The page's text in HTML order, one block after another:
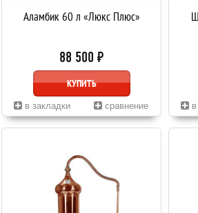
Аламбик 60 л «Люкс Плюс»
88 500 ₽
КУПИТЬ
в закладки сравнение